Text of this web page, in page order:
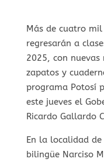
Más de cuatro
regresarán a
2025, con
zapatos y
programa Potosí
este jueves el
Ricardo Gallardo
En la localidad
bilingüe Narciso